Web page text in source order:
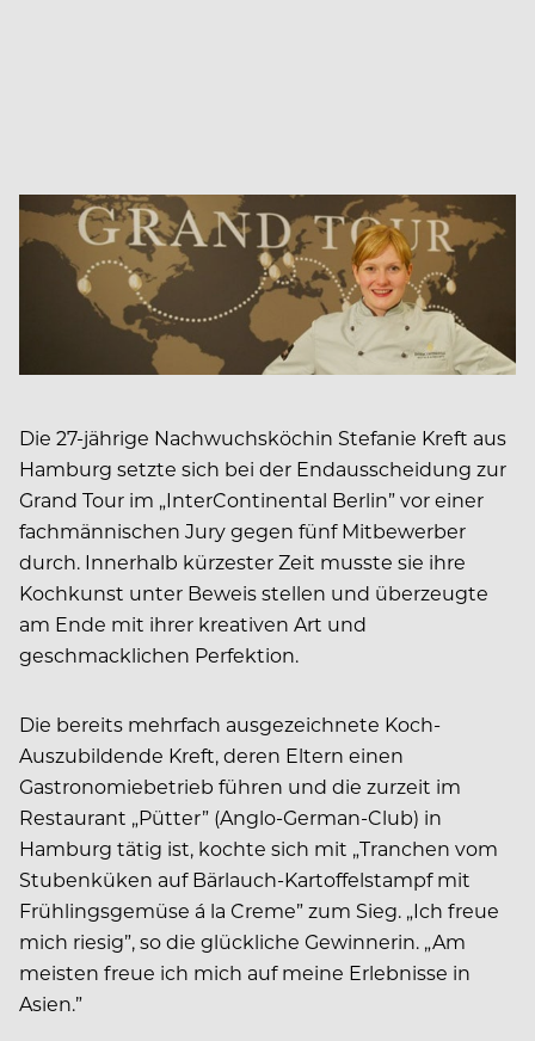
Die 27-jährige Nachwuchsköchin Stefanie Kreft aus
Hamburg setzte sich bei der Endausscheidung zur
Grand Tour im „InterContinental Berlin” vor einer
fachmännischen Jury gegen fünf Mitbewerber
durch. Innerhalb kürzester Zeit musste sie ihre
Kochkunst unter Beweis stellen und überzeugte
am Ende mit ihrer kreativen Art und
geschmacklichen Perfektion.
Die bereits mehrfach ausgezeichnete Koch-
Auszubildende Kreft, deren Eltern einen
Gastronomiebetrieb führen und die zurzeit im
Restaurant „Pütter” (Anglo-German-Club) in
Hamburg tätig ist, kochte sich mit „Tranchen vom
Stubenküken auf Bärlauch-Kartoffelstampf mit
Frühlingsgemüse á la Creme” zum Sieg. „Ich freue
mich riesig”, so die glückliche Gewinnerin. „Am
meisten freue ich mich auf meine Erlebnisse in
Asien.”